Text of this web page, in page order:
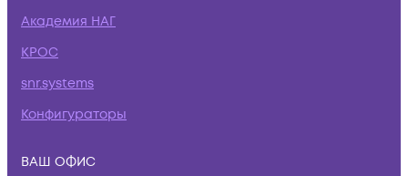
Академия НАГ
КРОС
snr.systems
Конфигураторы
ВАШ ОФИС